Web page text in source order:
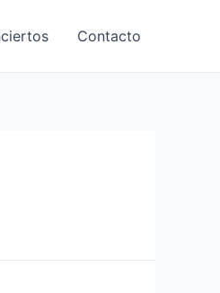
Contacto